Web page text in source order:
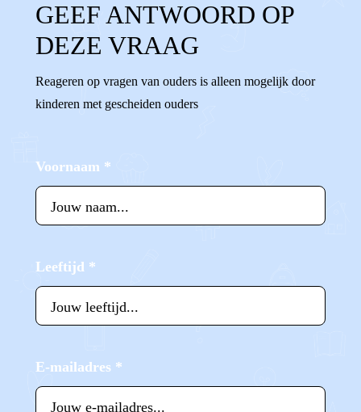
GEEF ANTWOORD OP
DEZE VRAAG
Reageren op vragen van ouders is alleen mogelijk door
kinderen met gescheiden ouders
Voornaam *
Leeftijd *
E-mailadres *